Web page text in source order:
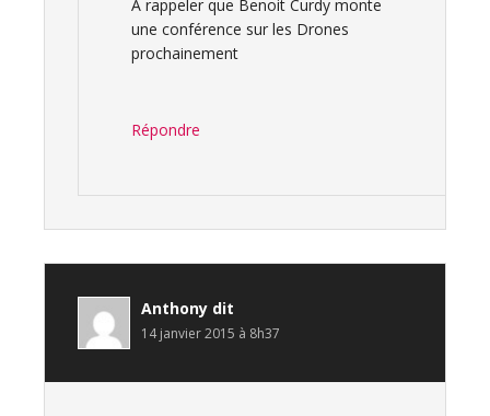
A rappeler que Benoit Curdy monte
une conférence sur les Drones
prochainement
Répondre
Anthony dit
14 janvier 2015 à 8h37